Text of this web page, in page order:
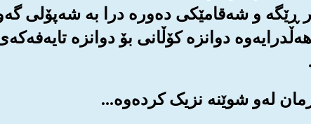
ڕێگه و شه‌قامێکی ده‌وره درا به شه‌پۆلی
دوانزه کۆڵانی بۆ دوانزه